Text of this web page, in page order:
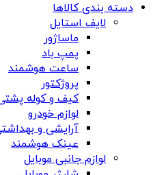
دسته بندی کالاها
لایف استایل
ماساژور
پمپ باد
ساعت هوشمند
پروژکتور
کیف و کوله
لوازم خودرو
آرایشی و
عینک هوشمند
لوازم جانبی موبایل